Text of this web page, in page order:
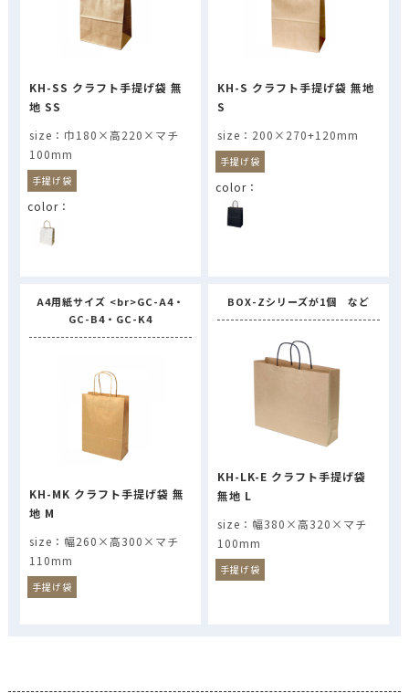
KH-SS クラフト手提げ袋 無
地 SS
巾180×高220×マチ
100mm
手提げ袋
KH-S クラフト手提げ袋 無地
S
200×270+120mm
手提げ袋
A4用紙サイズ <br>GC-A4・
GC-B4・GC-K4
KH-MK クラフト手提げ袋 無
地 M
幅260×高300×マチ
110mm
手提げ袋
BOX-Zシリーズが1個 など
KH-LK-E クラフト手提げ袋
無地 L
幅380×高320×マチ
100mm
手提げ袋